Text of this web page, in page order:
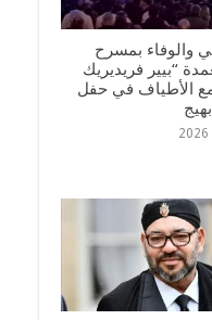
والوفاء بمسرح
“بيير فريديريك
الأطياف في حفل